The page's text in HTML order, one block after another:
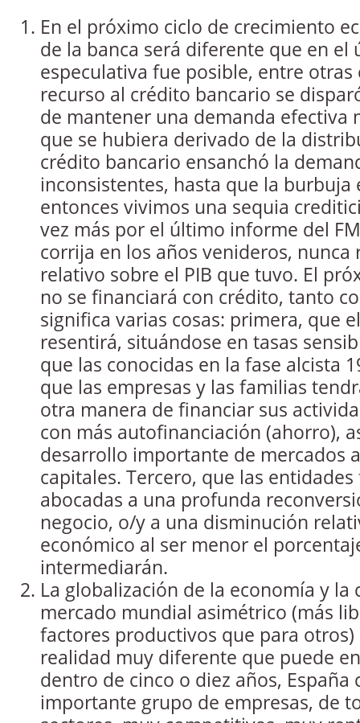
En el próximo ciclo de crecimiento
de la banca será diferente que en el
especulativa fue posible, entre otras
recurso al crédito bancario se
de mantener una demanda efectiva
que se hubiera derivado de la
crédito bancario ensanchó la
inconsistentes, hasta que la burbuja
entonces vivimos una sequia
vez más por el último informe del
corrija en los años venideros, nunca
relativo sobre el PIB que tuvo. El
no se financiará con crédito, tanto
significa varias cosas: primera, que
resentirá, situándose en tasas
que las conocidas en la fase alcista
que las empresas y las familias
otra manera de financiar sus
con más autofinanciación (ahorro),
desarrollo importante de mercados
capitales. Tercero, que las
abocadas a una profunda
negocio, o/y a una disminución
económico al ser menor el
intermediarán.
La globalización de la economía y
mercado mundial asimétrico (más
factores productivos que para
realidad muy diferente que puede
dentro de cinco o diez años, España
importante grupo de empresas, de